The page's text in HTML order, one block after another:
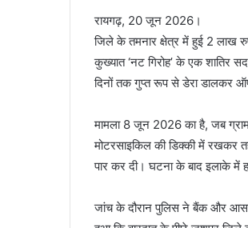
रायगढ़, 20 जून 2026।
जिले के तमनार क्षेत्र में हुई 2 लाख
कुख्यात ‘नट गिरोह’ के एक शातिर
दिनों तक गुप्त रूप से डेरा डालकर
मामला 8 जून 2026 का है, जब
मोटरसाइकिल की डिक्की में रखकर
पार कर दी। घटना के बाद इलाके में
जांच के दौरान पुलिस ने बैंक और